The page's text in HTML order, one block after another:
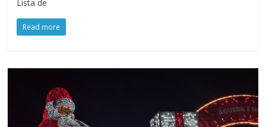
Lista de
Read more